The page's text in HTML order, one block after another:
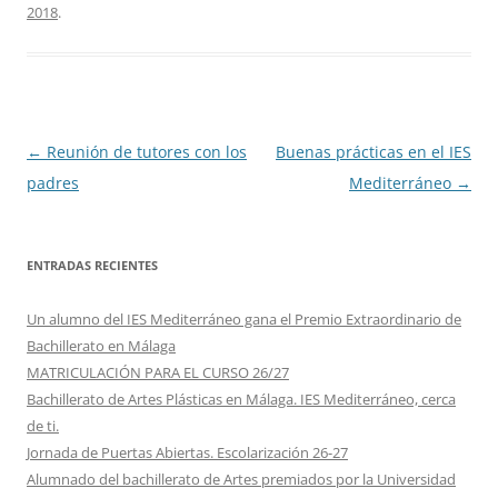
2018.
Navegación
de
← Reunión de tutores con los
padres
Buenas prácticas en el IES
Mediterráneo →
ENTRADAS RECIENTES
Un alumno del IES Mediterráneo gana el Premio Extraordinario de
Bachillerato en Málaga
MATRICULACIÓN PARA EL CURSO 26/27
Bachillerato de Artes Plásticas en Málaga. IES Mediterráneo, cerca
de ti.
Jornada de Puertas Abiertas. Escolarización 26-27
Alumnado del bachillerato de Artes premiados por la Universidad